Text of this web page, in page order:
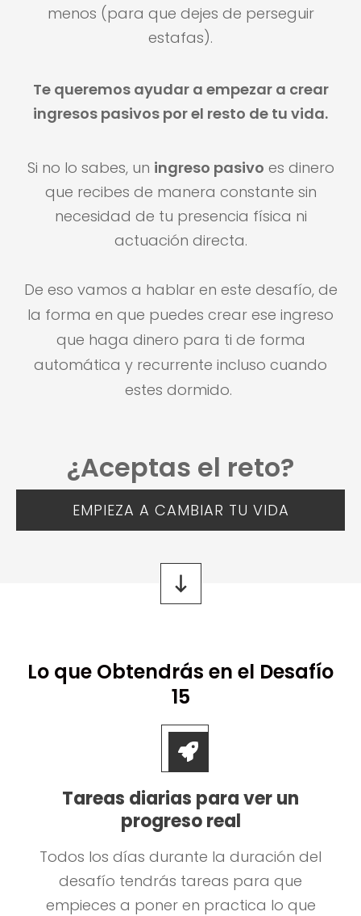
menos (para que dejes de perseguir
estafas).
Te queremos ayudar a empezar a crear
ingresos pasivos por el resto de tu vida.
Si no lo sabes, un ingreso pasivo es dinero
que recibes de manera constante sin
necesidad de tu presencia física ni
actuación directa.
De eso vamos a hablar en este desafío, de
la forma en que puedes crear ese ingreso
que haga dinero para ti de forma
automática y recurrente incluso cuando
estes dormido.
¿Aceptas el reto?
EMPIEZA A CAMBIAR TU VIDA
Lo que Obtendrás en el Desafío
15
Tareas diarias para ver un
progreso real
Todos los días durante la duración del
desafío tendrás tareas para que
empieces a poner en practica lo que